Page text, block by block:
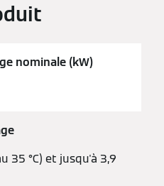
nominale (kW)
35 °C) et jusqu'à 3,9